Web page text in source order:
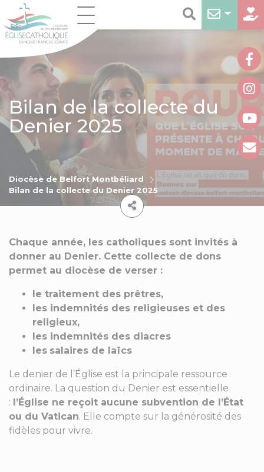
Bilan de la collecte du
Denier 2025
Diocèse de Belfort Montbéliard
Bilan de la collecte du Denier 2025
Chaque année, les catholiques sont invités à
donner au Denier. Cette collecte de dons
permet au diocèse de verser :
le traitement des prêtres,
les indemnités des religieuses et des
religieux,
les indemnités des diacres
les salaires de laïcs
Le denier de l’Église est la principale ressource
ordinaire. La question du Denier est essentielle
: l’Église ne reçoit aucune subvention de l’État
ou du Vatican. Elle compte sur la générosité des
fidèles pour vivre.